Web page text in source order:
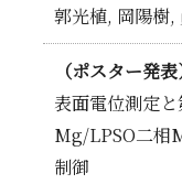
郭光植, 岡陽樹,
（ポスター発表
表面電位測定
Mg/LPSO二相
制御